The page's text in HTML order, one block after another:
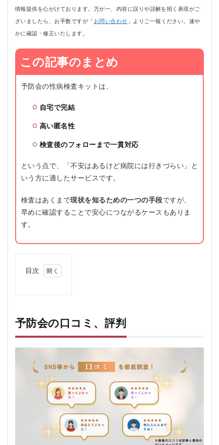
情報提供を心がけております。万が一、内容に誤りや誤解を招く表現がご
ざいましたら、お手数ですが「 お問い合わせ 」よりご一報ください。速や
かに確認・修正いたします。
この記事のまとめ
予防会の性病検査キットは、
自宅で完結
高い匿名性
検査後のフォローまで一貫対応
という点で、「不安はあるけど病院には行きづらい」と
いう方に適したサービスです。
検査はあくまで現状を知るための一つの手段ですが、
早めに確認することで安心につながるケースもありま
す。
目次
ミ、
評判
会の
悪い
口コ
ミ
良い
予防会の口コミ、評判